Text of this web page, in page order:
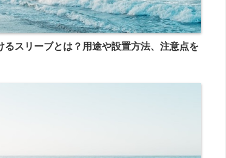
るスリーブとは？用途や設置方法、注意点を